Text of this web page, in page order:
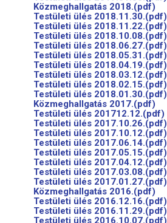
Közmeghallgatás 2018.(pdf)
Testületi ülés 2018.11.30.(pdf)
Testületi ülés 2018.11.22.(pdf)
Testületi ülés 2018.10.08.(pdf)
Testületi ülés 2018.06.27.(pdf)
Testületi ülés 2018.05.31.(pdf)
Testületi ülés 2018.04.19.(pdf)
Testületi ülés 2018.03.12.(pdf)
Testületi ülés 2018.02.15.(pdf)
Testületi ülés 2018.01.30.(pdf)
Közmeghallgatás 2017.(pdf)
Testületi ülés 201712.12.(pdf)
Testületi ülés 2017.10.26.(pdf)
Testületi ülés 2017.10.12.(pdf)
Testületi ülés 2017.06.14.(pdf)
Testületi ülés 2017.05.15.(pdf)
Testületi ülés 2017.04.12.(pdf)
Testületi ülés 2017.03.08.(pdf)
Testületi ülés 2017.01.27.(pdf)
Közmeghallgatás 2016.(pdf)
Testületi ülés 2016.12.16.(pdf)
Testületi ülés 2016.11.29.(pdf)
Testületi ülés 2016.10.07.(pdf)